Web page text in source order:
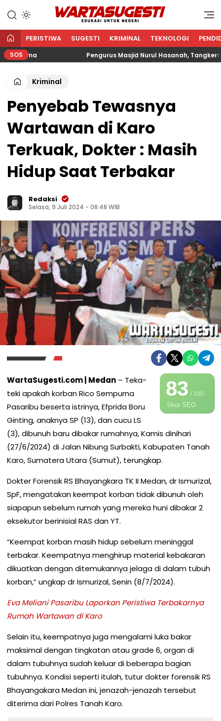
WARTA SUGESTI √ EDUKASI
Edukasi Untuk Negeri
PERISTIWA SUGESTI KRIMINAL TEKNOLOGI
SOS Pengurus Masjid Nurul Hasanah, Tangkerang
Kriminal
Penyebab Tewasnya
Wartawan di Karo
Terkuak, Dokter : Masih
Hidup Saat Terbakar
Redaksi
Selasa, 9 Juli 2024 - 08:48 WIB
83/ 100
Skor SEO
WartaSugesti.com | Medan – Teka-
teki apakah korban Rico Sempurna
Pasaribu beserta istrinya, Efprida Boru
Ginting, anaknya SP (13), dan cucu LS
(3), dibunuh baru dibakar rumahnya, Kamis dinihari
(27/6/2024) di Jalan Nibung Surbakti, Kabupaten Tanah
Karo, Sumatera Utara (Sumut), terungkap.
Dokter Forensik RS Bhayangkara TK II Medan, dr Ismurizal,
SpF, mengatakan keempat korban tidak dibunuh oleh
siapapun sebelum rumah yang mereka huni dibakar 2
eksekutor berinisial RAS dan YT.
“Keempat korban masih hidup sebelum meninggal
terbakar. Keempatnya menghirup material kebakaran
dikuatkan dengan ditemukannya jelaga di dalam tubuh
korban,” ungkap dr Ismurizal, Senin (8/7/2024).
Eva Meliani Pasaribu Laporkan Peristiwa Terbakarnya
Rumah Wartawan di Karo
Selain itu, keempatnya juga mengalami luka bakar
maksimal dengan tingkatan atau grade 6, organ di
dalam tubuhnya sudah keluar di beberapa bagian
tubuhnya. Kondisi seperti itulah, tutur dokter forensik RS
Bhayangakara Medan ini, jenazah-jenazah tersebut
diterima dari Polres Tanah Karo.